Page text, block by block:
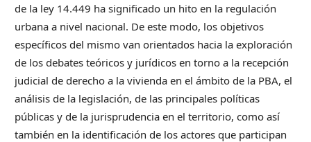
de la ley 14.449 ha significado un hito en la regulación
urbana a nivel nacional. De este modo, los objetivos
específicos del mismo van orientados hacia la exploración
de los debates teóricos y jurídicos en torno a la recepción
judicial de derecho a la vivienda en el ámbito de la PBA, el
análisis de la legislación, de las principales políticas
públicas y de la jurisprudencia en el territorio, como así
también en la identificación de los actores que participan